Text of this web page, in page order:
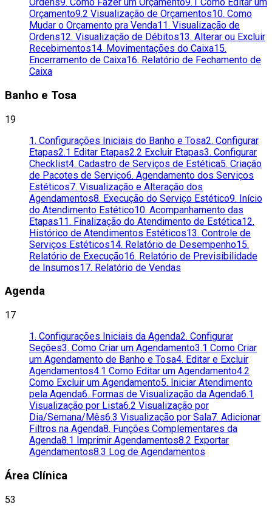
Ordens9. Como Fazer um Orçamento9.1 Como Editar um
Orçamento9.2 Visualização de Orçamentos10. Como
Mudar o Orçamento pra Venda11. Visualização de
Ordens12. Visualização de Débitos13. Alterar ou Excluir
Recebimentos14. Movimentações do Caixa15.
Encerramento de Caixa16. Relatório de Fechamento de
Caixa
Banho e Tosa
19
1. Configurações Iniciais do Banho e Tosa2. Configurar
Etapas2.1 Editar Etapas2.2 Excluir Etapas3. Configurar
Checklist4. Cadastro de Serviços de Estética5. Criação
de Pacotes de Serviço6. Agendamento dos Serviços
Estéticos7. Visualização e Alteração dos
Agendamentos8. Execução do Serviço Estético9. Início
do Atendimento Estético10. Acompanhamento das
Etapas11. Finalização do Atendimento de Estética12.
Histórico de Atendimentos Estéticos13. Controle de
Serviços Estéticos14. Relatório de Desempenho15.
Relatório de Execução16. Relatório de Previsibilidade
de Insumos17. Relatório de Vendas
Agenda
17
1. Configurações Iniciais da Agenda2. Configurar
Seções3. Como Criar um Agendamento3.1 Como Criar
um Agendamento de Banho e Tosa4. Editar e Excluir
Agendamentos4.1 Como Editar um Agendamento4.2
Como Excluir um Agendamento5. Iniciar Atendimento
pela Agenda6. Formas de Visualização da Agenda6.1
Visualização por Lista6.2 Visualização por
Dia/Semana/Mês6.3 Visualização por Sala7. Adicionar
Filtros na Agenda8. Funções Complementares da
Agenda8.1 Imprimir Agendamentos8.2 Exportar
Agendamentos8.3 Log de Agendamentos
Área Clínica
53